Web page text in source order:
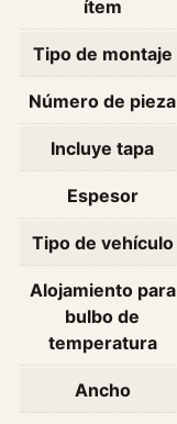
c
n
d
ítem
Tipo de montaje
Número de pieza
Incluye tapa
Espesor
Tipo de vehículo
Alojamiento para
bulbo de
temperatura
Ancho